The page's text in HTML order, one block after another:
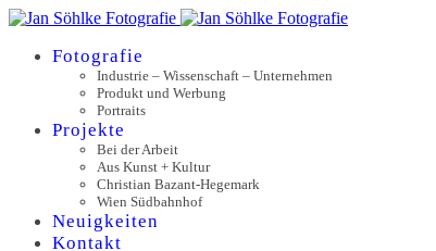
Fotografie
Industrie – Wissenschaft – Unternehmen
Produkt und Werbung
Portraits
Projekte
Bei der Arbeit
Aus Kunst + Kultur
Christian Bazant-Hegemark
Wien Südbahnhof
Neuigkeiten
Kontakt